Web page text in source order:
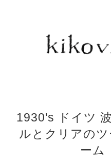
1930's ドイツ
ルとクリアの
ーム